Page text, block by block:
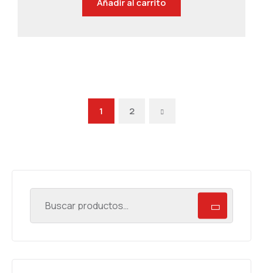
Añadir al carrito
1 2